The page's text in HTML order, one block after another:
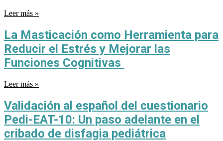
Leer más »
La Masticación como Herramienta para
Reducir el Estrés y Mejorar las
Funciones Cognitivas
Leer más »
Validación al español del cuestionario
Pedi-EAT-10: Un paso adelante en el
cribado de disfagia pediátrica